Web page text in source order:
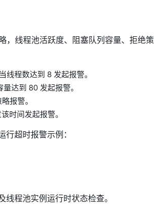
线程池活跃度、阻塞队列容量、拒绝策
线程数达到 8 发起报警。
达到 80 发起报警。
报警。
时间发起报警。
超时报警示例：
程池实例运行时状态检查。